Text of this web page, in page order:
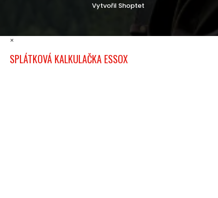
Vytvořil Shoptet
×
SPLÁTKOVÁ KALKULAČKA ESSOX